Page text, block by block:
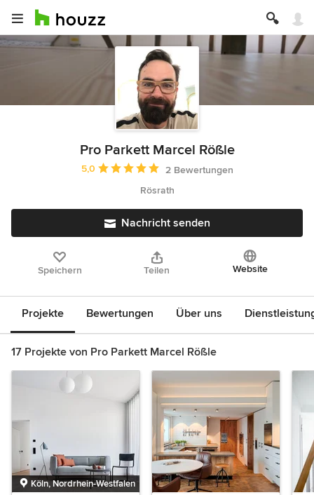
Pro Parkett Marcel Rößle
Durchschnittliche Bewertung: 5 von 5 Sternen
5,0
2 Bewertungen
Rösrath
Nachricht senden
Speichern Teilen Website
Projekte Bewertungen Über uns
17 Projekte von Pro Parkett Marcel Rößle
Köln, Nordrhein-Westfalen